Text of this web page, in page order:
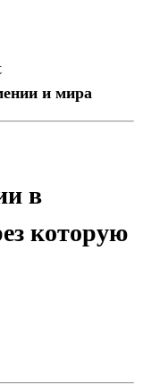
и мира
в
которую